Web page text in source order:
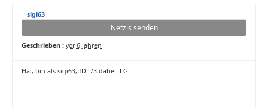
sigi63
Netzis senden
Geschrieben : vor 6 Jahren
Hai, bin als sigi63, ID: 73 dabei. LG